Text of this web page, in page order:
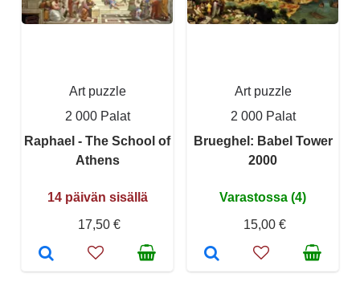
Art puzzle
2 000 Palat
Raphael - The School of
Athens
14 päivän sisällä
17,50 €
Art puzzle
2 000 Palat
Brueghel: Babel Tower
2000
Varastossa (4)
15,00 €